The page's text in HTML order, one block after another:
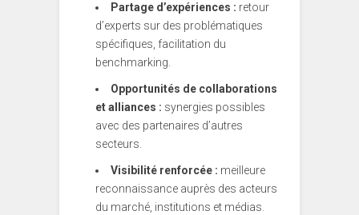
Partage d’expériences : retour
d’experts sur des problématiques
spécifiques, facilitation du
benchmarking.
Opportunités de collaborations
et alliances : synergies possibles
avec des partenaires d’autres
secteurs.
Visibilité renforcée : meilleure
reconnaissance auprès des acteurs
du marché, institutions et médias.